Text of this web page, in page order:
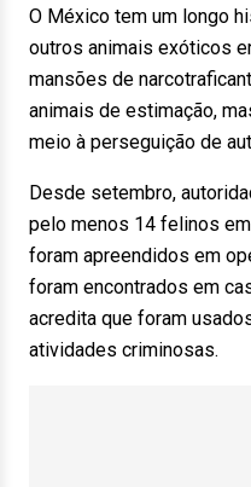
O México tem um longo
outros animais exóticos
mansões de
animais de estimação,
meio à perseguição de
Desde setembro,
pelo menos 14 felinos
foram apreendidos em
foram encontrados em
acredita que foram
atividades criminosas.